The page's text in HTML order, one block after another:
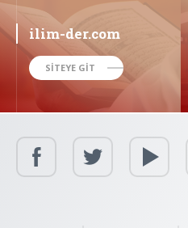
ilim-der.com
SİTEYE GİT